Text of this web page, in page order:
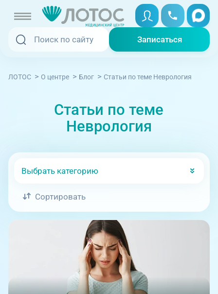
Записаться
Записаться
Услуги и цены
Специалисты
Отзывы
Адреса клиник
Новости
Записаться онлайн
Медицина на дому
+7 (351) 220-00-03
Единая справочная служба,
запись на прием
+7 (351) 220-03-03
Центр амбулаторной
онкологической помощи
ЛОТОС > О центре > Блог > Cтатьи по теме Неврология
Cтатьи по теме
Неврология
Выбрать категорию
Сортировать